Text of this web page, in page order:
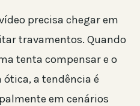
precisa chegar em
travamentos. Quando
tenta compensar e o
a tendência é
em cenários